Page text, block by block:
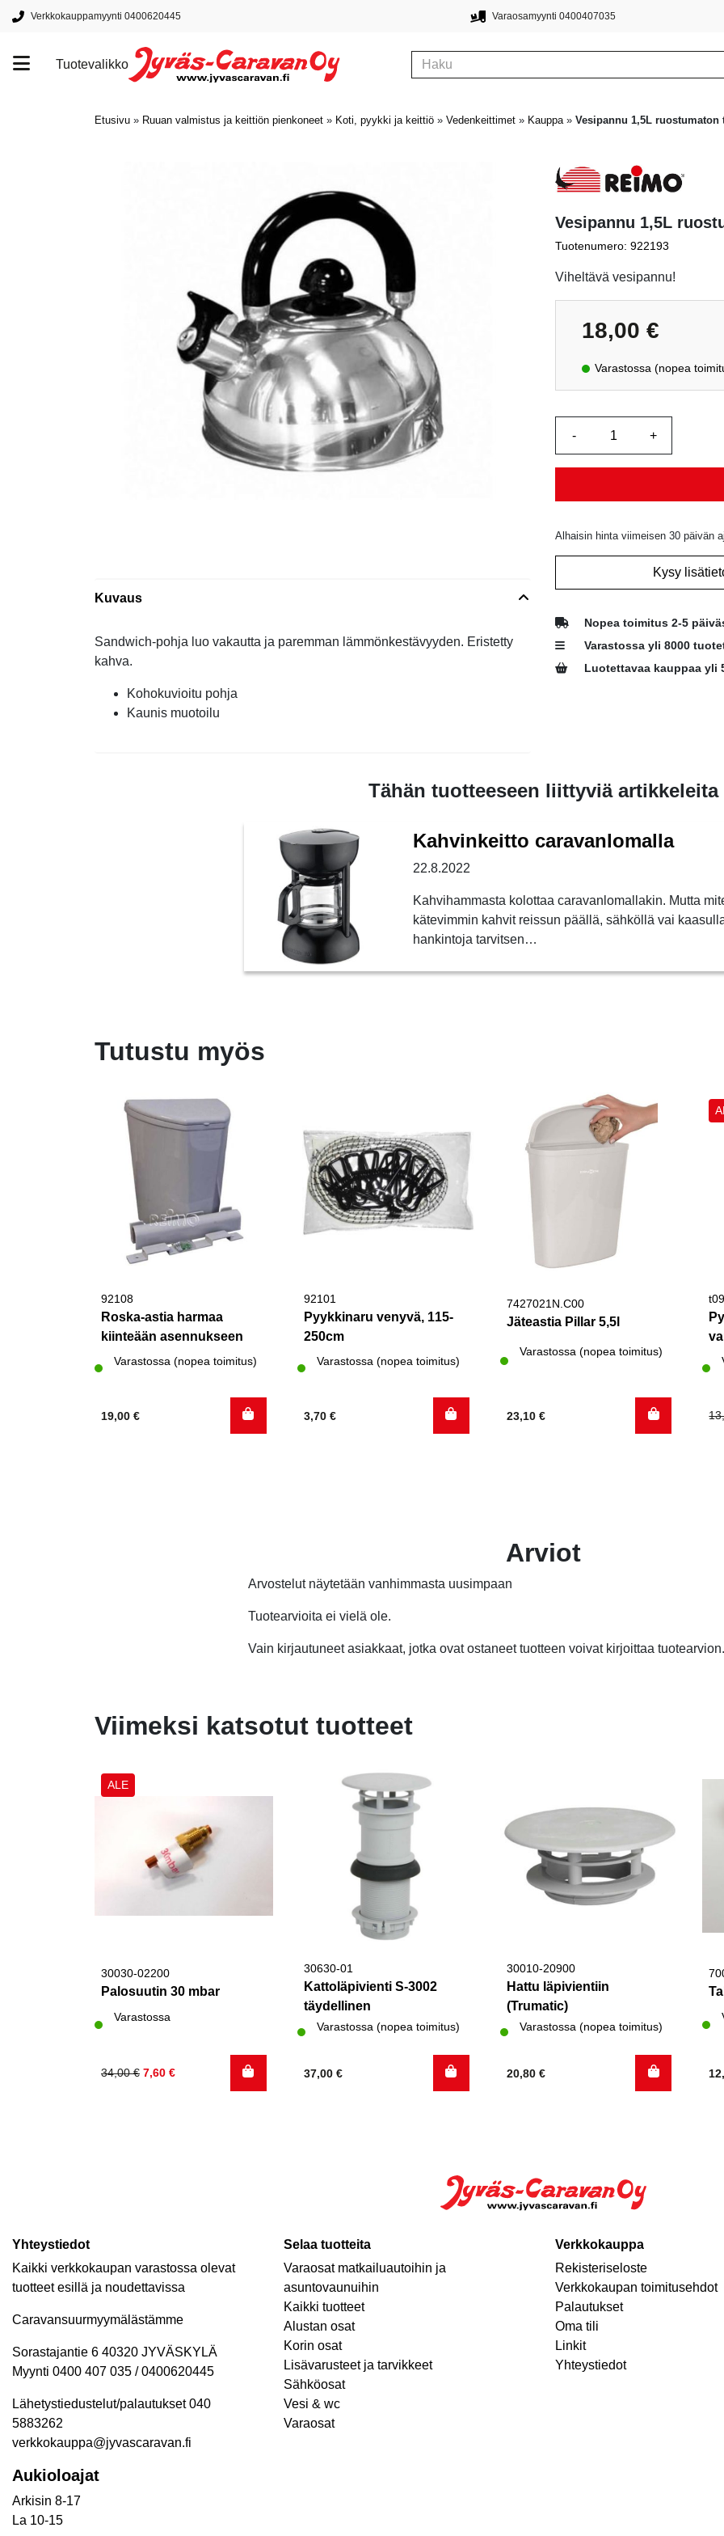
Verkkokauppamyynti 0400620445 Varaosamyynti 0400407035
Tuotevalikko
Etusivu » Ruuan valmistus ja keittiön pienkoneet » Koti, pyykki ja keittiö » Vedenkeittimet » Kauppa» Vesipannu 1,5L ruostumaton
Kuvaus
Sandwich-pohja luo vakautta ja paremman lämmönkestävyyden. Eristetty
kahva.
Kohokuvioitu pohja
Kaunis muotoilu
Vesipannu 1,5L
Tuotenumero: 922193
Viheltävä vesipannu!
18,00 €
Varastossa (nopea
Alhaisin hinta viimeisen 30 päivän
Kysy
Nopea toimitus 2-5
Varastossa yli 8000
Luotettavaa kauppaa yli
Tähän tuotteeseen liittyviä artikkeleita
Kahvinkeitto caravanlomalla
22.8.2022
Kahvihammasta kolottaa caravanlomallakin. Mutta
kätevimmin kahvit reissun päällä, sähköllä vai
hankintoja tarvitsen…
Tutustu myös
92108
Roska-astia harmaa
kiinteään asennukseen
Varastossa (nopea toimitus)
19,00 €
92101
Pyykkinaru venyvä, 115-
250cm
Varastossa (nopea toimitus)
3,70 €
7427021N.C00
Jäteastia Pillar 5,5l
Varastossa (nopea toimitus)
23,10 €
Arviot
Arvostelut näytetään vanhimmasta uusimpaan
Tuotearvioita ei vielä ole.
Vain kirjautuneet asiakkaat, jotka ovat ostaneet tuotteen voivat kirjoittaa tuotearvion.
Viimeksi katsotut tuotteet
ALE
30030-02200
Palosuutin 30 mbar
Varastossa
34,00€
Alkuperäinen
7,60 €
Nykyinen
30630-01
Kattoläpivienti S-3002
täydellinen
Varastossa (nopea toimitus)
37,00 €
30010-20900
Hattu läpivientiin
(Trumatic)
Varastossa (nopea toimitus)
20,80 €
Yhteystiedot
Kaikki verkkokaupan varastossa olevat
tuotteet esillä ja noudettavissa
Caravansuurmyymälästämme
Sorastajantie 6 40320 JYVÄSKYLÄ
Myynti 0400 407 035 / 0400620445
Lähetystiedustelut/palautukset 040
5883262
verkkokauppa@jyvascaravan.fi
Aukioloajat
Arkisin 8-17
La 10-15
Selaa tuotteita
Varaosat matkailuautoihin ja
asuntovaunuihin
Kaikki tuotteet
Alustan osat
Korin osat
Lisävarusteet ja tarvikkeet
Sähköosat
Vesi & wc
Varaosat
Verkkokauppa
Rekisteriseloste
Verkkokaupan toimitusehdot
Palautukset
Oma tili
Linkit
Yhteystiedot